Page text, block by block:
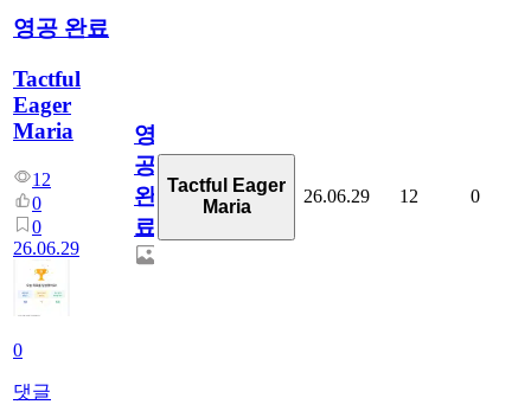
영공 완료
Tactful
Eager
Maria
12
0
0
26.06.29
0
댓글
영
공
완
료
Tactful Eager
Maria
26.06.29 12 0